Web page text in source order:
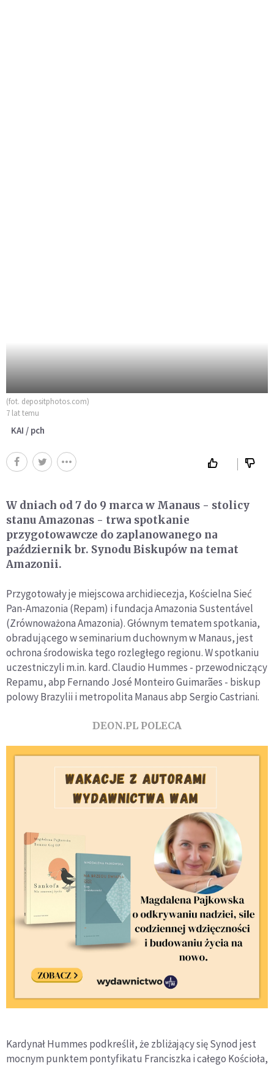
(fot. depositphotos.com)
7 lat temu
KAI / pch
W dniach od 7 do 9 marca w Manaus - stolicy
stanu Amazonas - trwa spotkanie
przygotowawcze do zaplanowanego na
październik br. Synodu Biskupów na temat
Amazonii.
Przygotowały je miejscowa archidiecezja, Kościelna Sieć
Pan-Amazonia (Repam) i fundacja Amazonia Sustentável
(Zrównoważona Amazonia). Głównym tematem spotkania,
obradującego w seminarium duchownym w Manaus, jest
ochrona środowiska tego rozległego regionu. W spotkaniu
uczestniczyli m.in. kard. Claudio Hummes - przewodniczący
Repamu, abp Fernando José Monteiro Guimarães - biskup
polowy Brazylii i metropolita Manaus abp Sergio Castriani.
DEON.PL POLECA
Kardynał Hummes podkreślił, że zbliżający się Synod jest
mocnym punktem pontyfikatu Franciszka i całego Kościoła,